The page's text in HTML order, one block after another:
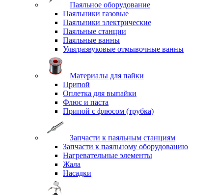
Паяльное оборудование
Паяльники газовые
Паяльники электрические
Паяльные станции
Паяльные ванны
Ультразвуковые отмывочные ванны
Материалы для пайки
Припой
Оплетка для выпайки
Флюс и паста
Припой с флюсом (трубка)
Запчасти к паяльным станциям
Запчасти к паяльному оборудованию
Нагревательные элементы
Жала
Насадки